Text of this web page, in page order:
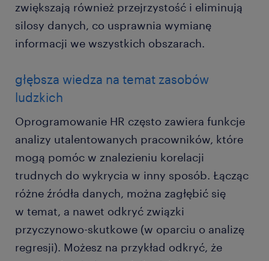
zwiększają również przejrzystość i eliminują
silosy danych, co usprawnia wymianę
informacji we wszystkich obszarach.
głębsza wiedza na temat zasobów
ludzkich
Oprogramowanie HR często zawiera funkcje
analizy utalentowanych pracowników, które
mogą pomóc w znalezieniu korelacji
trudnych do wykrycia w inny sposób. Łącząc
różne źródła danych, można zagłębić się
w temat, a nawet odkryć związki
przyczynowo-skutkowe (w oparciu o analizę
regresji). Możesz na przykład odkryć, że